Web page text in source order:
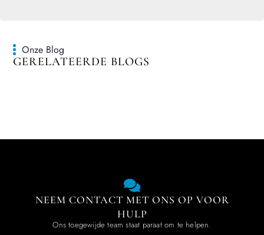
Onze Blog
GERELATEERDE BLOGS
NEEM CONTACT MET ONS OP VOOR
HULP
Ons toegewijde team staat paraat om te helpen.